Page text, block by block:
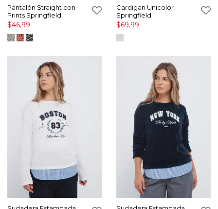
Pantalón Straight con
Prints Springfield
$46,99
Cardigan Unicolor
Springfield
$69,99